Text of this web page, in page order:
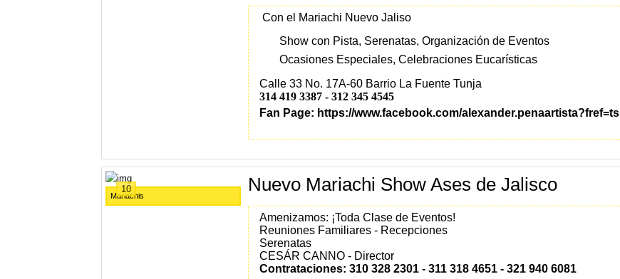
Con el Mariachi Nuevo Jaliso
Show con Pista, Serenatas, Organización de Eventos
Ocasiones Especiales, Celebraciones Eucarísticas
Calle 33 No. 17A-60 Barrio La Fuente Tunja
314 419 3387 - 312 345 4545
Fan Page: https://www.facebook.com/alexander.penaartista?fref=ts
10
Mariachis
Nuevo Mariachi Show Ases de Jalisco
Amenizamos: ¡Toda Clase de Eventos!
Reuniones Familiares - Recepciones
Serenatas
CESÁR CANNO - Director
Contrataciones: 310 328 2301 - 311 318 4651 - 321 940 6081